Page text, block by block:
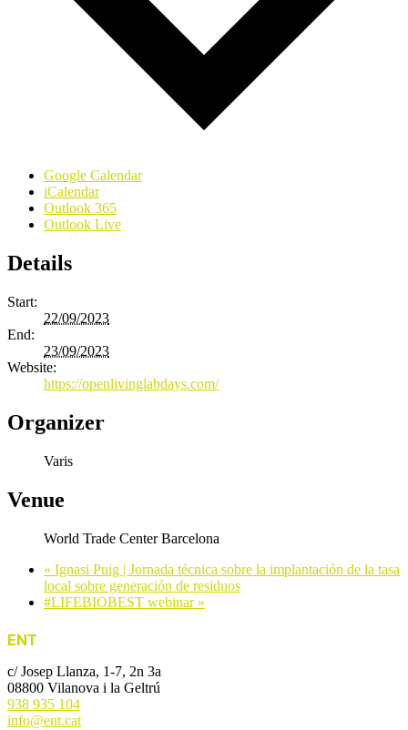
Google Calendar
iCalendar
Outlook 365
Outlook Live
Details
Start:
22/09/2023
End:
23/09/2023
Website:
https://openlivinglabdays.com/
Organizer
Varis
Venue
World Trade Center Barcelona
« Ignasi Puig | Jornada técnica sobre la implantación de la tasa
local sobre generación de residuos
#LIFEBIOBEST webinar »
ENT
c/ Josep Llanza, 1-7, 2n 3a
08800 Vilanova i la Geltrú
938 935 104
info@ent.cat